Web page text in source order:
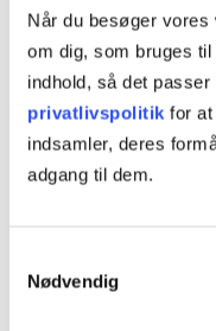
Når du besøger
om dig, som bruges
indhold, så det
privatlivspolitik for
indsamler, deres
adgang til dem.
Nødvendig
Praksisnær
regnskabsforløbet hun